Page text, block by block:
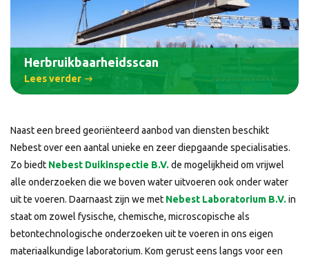
Herbruikbaarheidsscan
Lees verder
Naast een breed georiënteerd aanbod van diensten beschikt
Nebest over een aantal unieke en zeer diepgaande specialisaties.
Zo biedt Nebest Duikinspectie B.V. de mogelijkheid om vrijwel
alle onderzoeken die we boven water uitvoeren ook onder water
uit te voeren. Daarnaast zijn we met Nebest Laboratorium B.V. in
staat om zowel fysische, chemische, microscopische als
betontechnologische onderzoeken uit te voeren in ons eigen
materiaalkundige laboratorium. Kom gerust eens langs voor een